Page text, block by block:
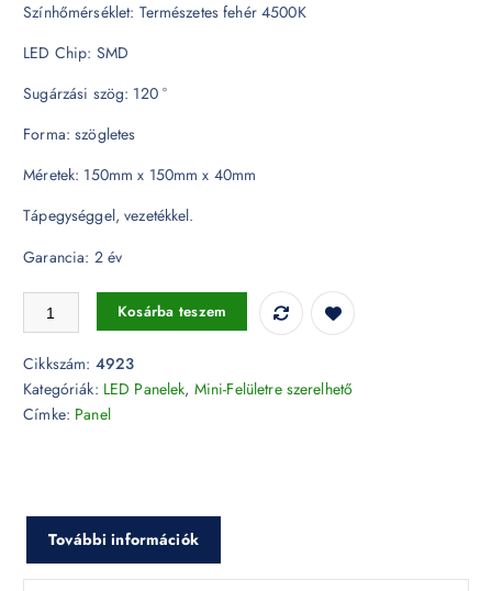
Színhőmérséklet: Természetes fehér 4500K
LED Chip: SMD
Sugárzási szög: 120 °
Forma: szögletes
Méretek: 150mm x 150mm x 40mm
Tápegységgel, vezetékkel.
Garancia: 2 év
6W 2W LED felületre szerelhető Panel - négyzet alakú 4500K - 4923
Kosárba teszem
Cikkszám: 4923
Kategóriák: LED Panelek, Mini-Felületre szerelhető
Címke: Panel
További információk